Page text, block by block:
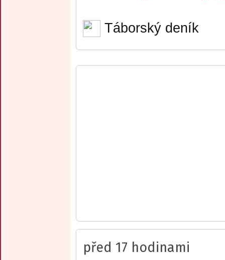
Táborský deník
před 17 hodinami